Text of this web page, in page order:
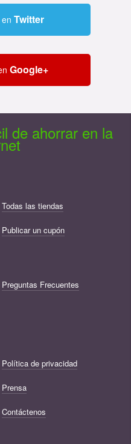
Twitter
Google+
de ahorrar en la
Todas las tiendas
Publicar un cupón
Preguntas Frecuentes
Política de privacidad
Prensa
Contáctenos